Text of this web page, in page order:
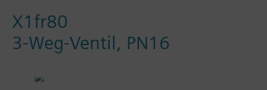
X1fr80
3-Weg-Ventil, PN16